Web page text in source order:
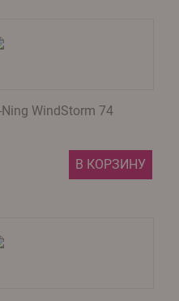
WindStorm 74
В КОРЗИНУ